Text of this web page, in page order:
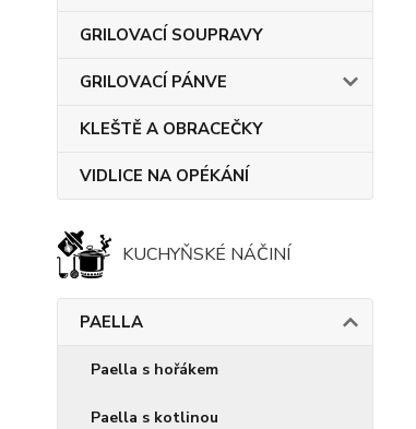
GRILOVACÍ SOUPRAVY
GRILOVACÍ PÁNVE
KLEŠTĚ A OBRACEČKY
VIDLICE NA OPÉKÁNÍ
KUCHYŇSKÉ NÁČINÍ
PAELLA
Paella s hořákem
Paella s kotlinou